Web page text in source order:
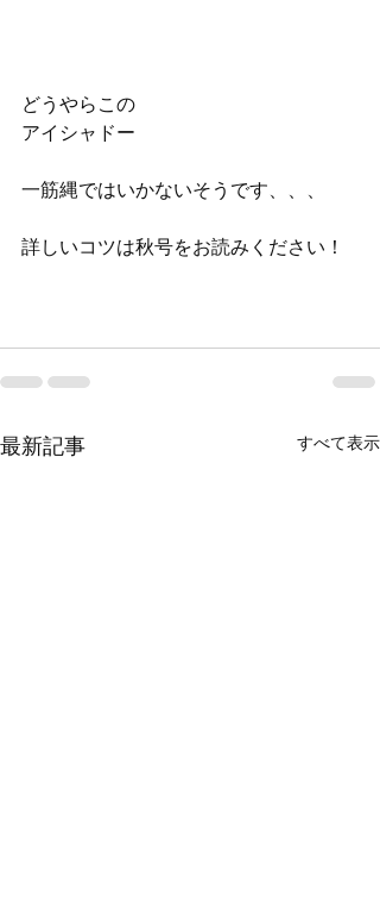
どうやらこの
アイシャドー
一筋縄ではいかないそうです、、、
詳しいコツは秋号をお読みください！
最新記事 すべて表示